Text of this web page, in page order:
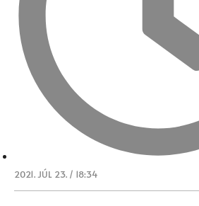
2021. JÚL 23. / 18:34